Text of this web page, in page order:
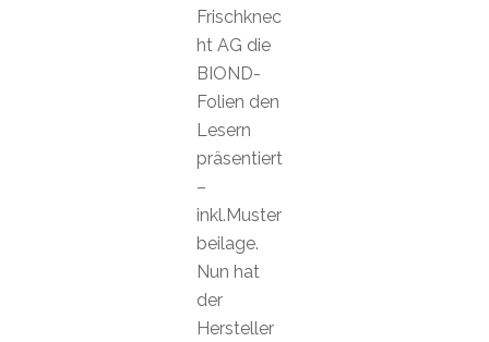
Frischknec
ht AG die
BIOND-
Folien den
Lesern
präsentiert
–
inkl.Muster
beilage.
Nun hat
der
Hersteller